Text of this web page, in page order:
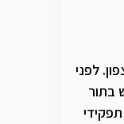
לפני
בתור